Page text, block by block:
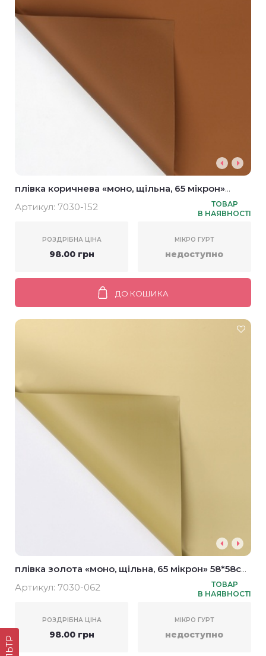
плівка коричнева «моно, щільна, 65 мікрон»
58*58см (20шт)
Артикул: 7030-152
ТОВАР
В НАЯВНОСТІ
РОЗДРІБНА ЦІНА
98.00 грн
МІКРО ГУРТ
недоступно
ДО КОШИКА
плівка золота «моно, щільна, 65 мікрон» 58*58см
(20шт)
Артикул: 7030-062
ТОВАР
В НАЯВНОСТІ
РОЗДРІБНА ЦІНА
98.00 грн
МІКРО ГУРТ
недоступно